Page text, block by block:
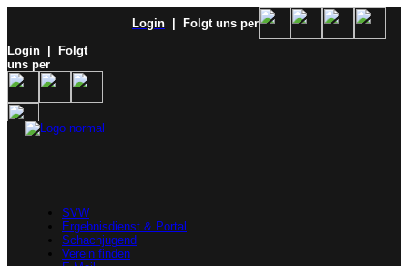
Login
| Folgt uns per
Login
| Folgt
uns per
SVW
Ergebnisdienst & Portal
Schachjugend
Verein finden